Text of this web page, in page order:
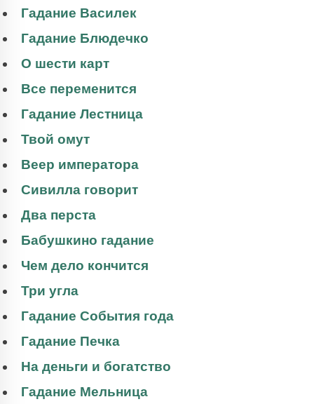
Гадание Василек
Гадание Блюдечко
О шести карт
Все переменится
Гадание Лестница
Твой омут
Веер императора
Сивилла говорит
Два перста
Бабушкино гадание
Чем дело кончится
Три угла
Гадание События года
Гадание Печка
На деньги и богатство
Гадание Мельница